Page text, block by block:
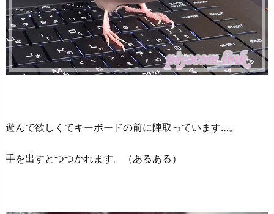
遊んで欲しくてキーボードの前に陣取っています…。
手を出すとつつかれます。（あるある）